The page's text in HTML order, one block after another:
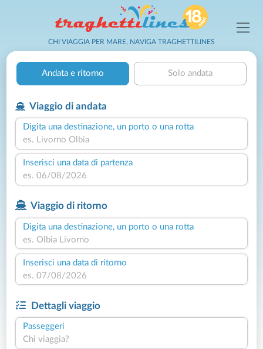
CHI VIAGGIA PER MARE, NAVIGA TRAGHETTILINES
Andata e ritorno Solo andata
Viaggio di andata
Digita una destinazione, un porto o una rotta
Inserisci una data di partenza
Viaggio di ritorno
Digita una destinazione, un porto o una rotta
Inserisci una data di ritorno
Dettagli viaggio
Passeggeri
Chi viaggia?